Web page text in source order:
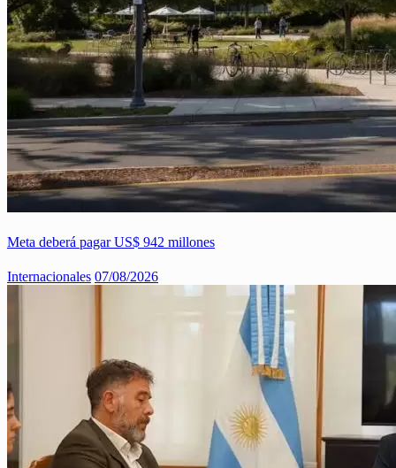
Meta deberá pagar US$ 942 millones
Internacionales 07/08/2026